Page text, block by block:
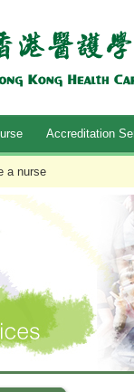
Accreditation
a nurse